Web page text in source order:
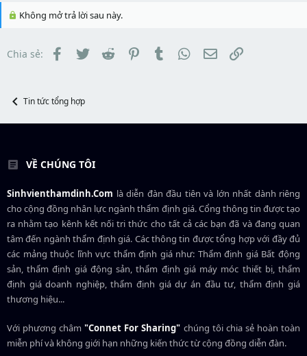
e
a
d
a
r
ầ
Không mở trả lời sau này.
Chia sẻ: Facebook
TwitterReddit PinterestTumblr WhatsApp
EmailLink
Tin tức tổng hợp
VỀ CHÚNG TÔI
Sinhvienthamdinh.Com là diễn đàn đầu tiên và lớn nhất dành riêng
cho cộng đồng nhân lực ngànhthẩm định giá. Cổng thông tin được tạo
ra nhằm tạo kênh kết nối tri thức cho tất cả các bạn đã và đang quan
tâm đến ngành thẩm định giá. Các thông tin được tổng hợp với đầy đủ
các mảng thuộc lĩnh vực thẩm định giá như: Thẩm định giá Bất động
sản, thẩm định giá động sản, thẩm định giá máy móc thiết bị, thẩm
định giá doanh nghiệp, thẩm định giá dự án đầu tư, thẩm định giá
thương hiệu...
Với phương châm"Connet For Sharing" chúng tôi chia sẻ hoàn toàn
miễn phí và không giới hạn những kiến thức từ cộng đồng diễn đàn.